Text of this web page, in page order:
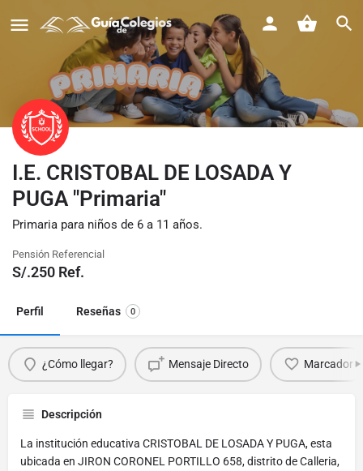
I.E. CRISTOBAL DE LOSADA Y
PUGA "Primaria"
Primaria para niños de 6 a 11 años.
Pensión Referencial
S/.250 Ref.
Perfil Reseñas 0
¿Cómo llegar? Mensaje Directo Marcador
Descripción
La institución educativa CRISTOBAL DE LOSADA Y PUGA, esta
ubicada en JIRON CORONEL PORTILLO 658, distrito de Calleria,